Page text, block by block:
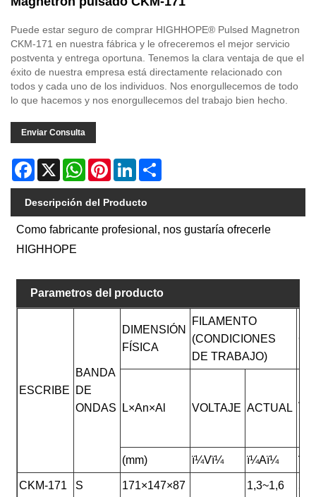
Puede estar seguro de comprar HIGHHOPE® Pulsed Magnetron
CKM-171 en nuestra fábrica y le ofreceremos el mejor servicio
postventa y entrega oportuna. Tenemos la clara ventaja de que el
éxito de nuestra empresa está directamente relacionado con
todos y cada uno de los individuos. Nos enorgullecemos de todo
lo que hacemos y nos enorgullecemos del trabajo bien hecho.
Enviar Consulta
Facebook
X WhatsAppPinterestLinkedIn
Descripción del Producto
Como fabricante profesional, nos gustaría ofrecerle
HIGHHOPE
Parametros del producto
ESCRIBE
BANDA
DE
ONDAS
DIMENSIÓN
FÍSICA
FILAMENTO
(CONDICIONES
DE TRABAJO)
L×An×Al VOLTAJE ACTUAL
A
(mm) ï¼Vï¼ ï¼Aï¼
CKM-171 S 171×147×87 1,3~1,6